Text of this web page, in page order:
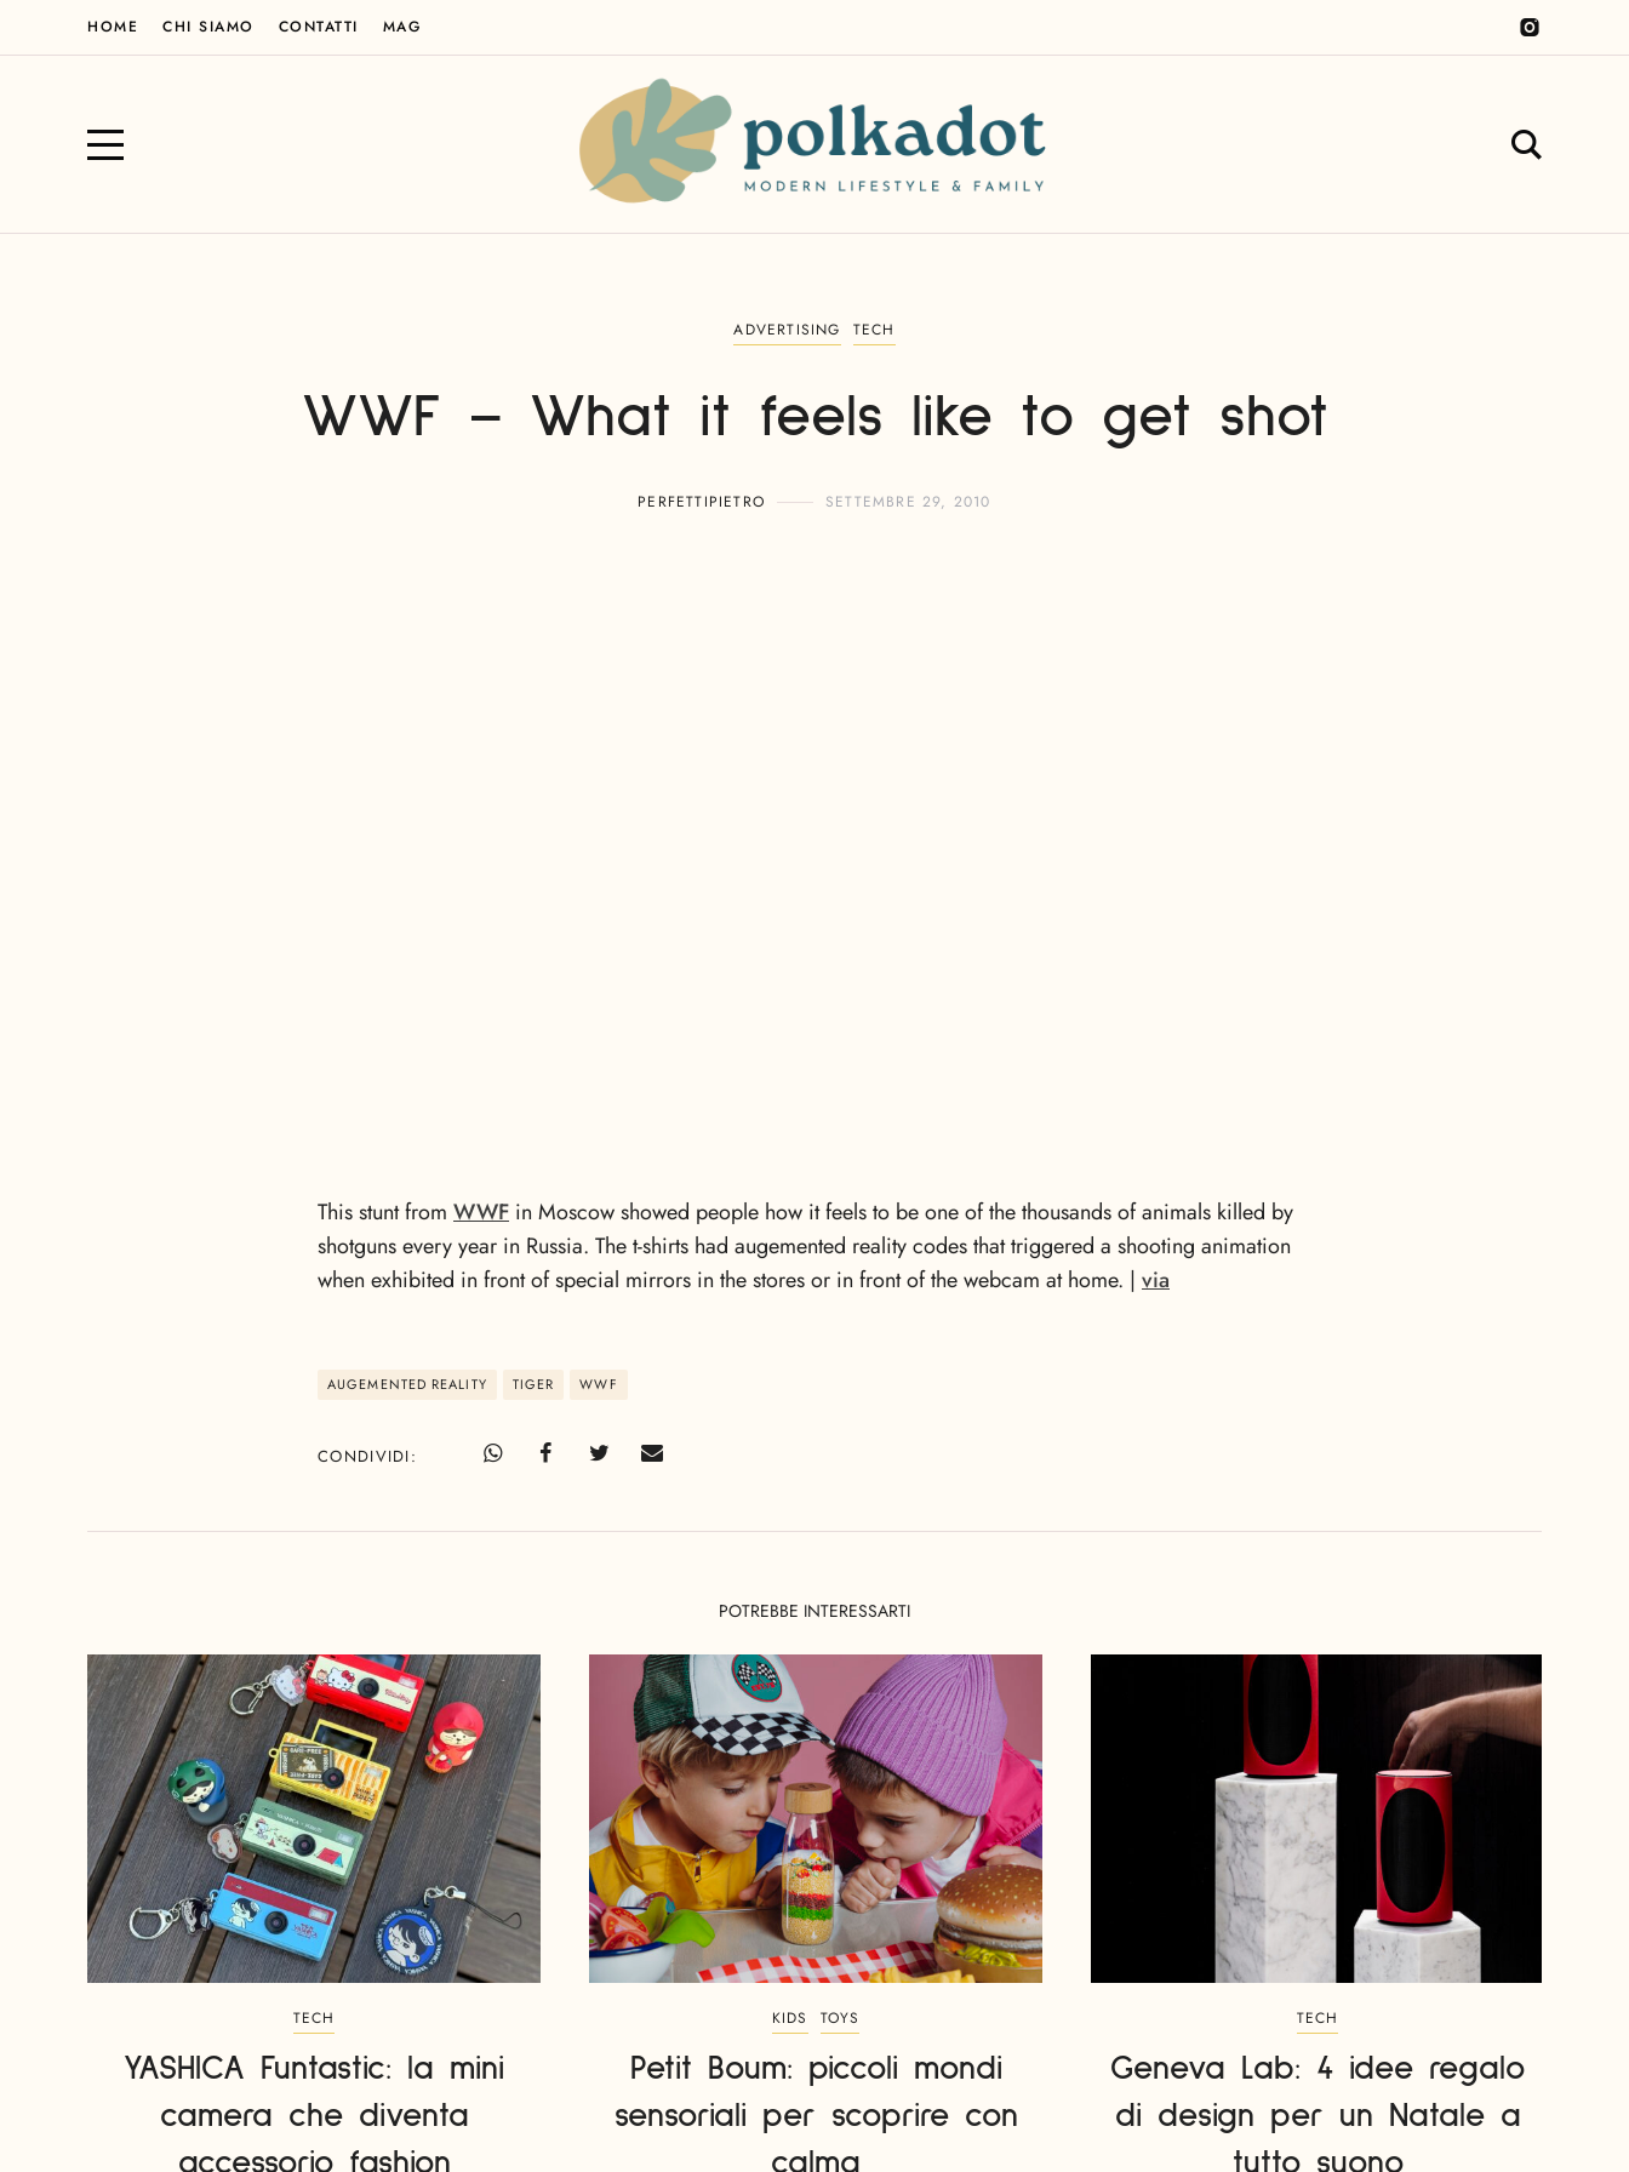
HOME CHI SIAMO CONTATTI MAG
ADVERTISING TECH
WWF – What it feels like to get shot
PERFETTIPIETRO SETTEMBRE 29, 2010
This stunt from WWF in Moscow showed people how it feels to be one of the thousands of animals killed by
shotguns every year in Russia. The t-shirts had augemented reality codes that triggered a shooting animation
when exhibited in front of special mirrors in the stores or in front of the webcam at home. | via
AUGEMENTED REALITY TIGER WWF
CONDIVIDI
POTREBBE INTERESSARTI
TECH
YASHICA Funtastic: la mini
camera che diventa
accessorio fashion
KIDS TOYS
Petit Boum: piccoli mondi
sensoriali per scoprire con
calma
TECH
Geneva Lab: 4 idee regalo
di design per un Natale a
tutto suono